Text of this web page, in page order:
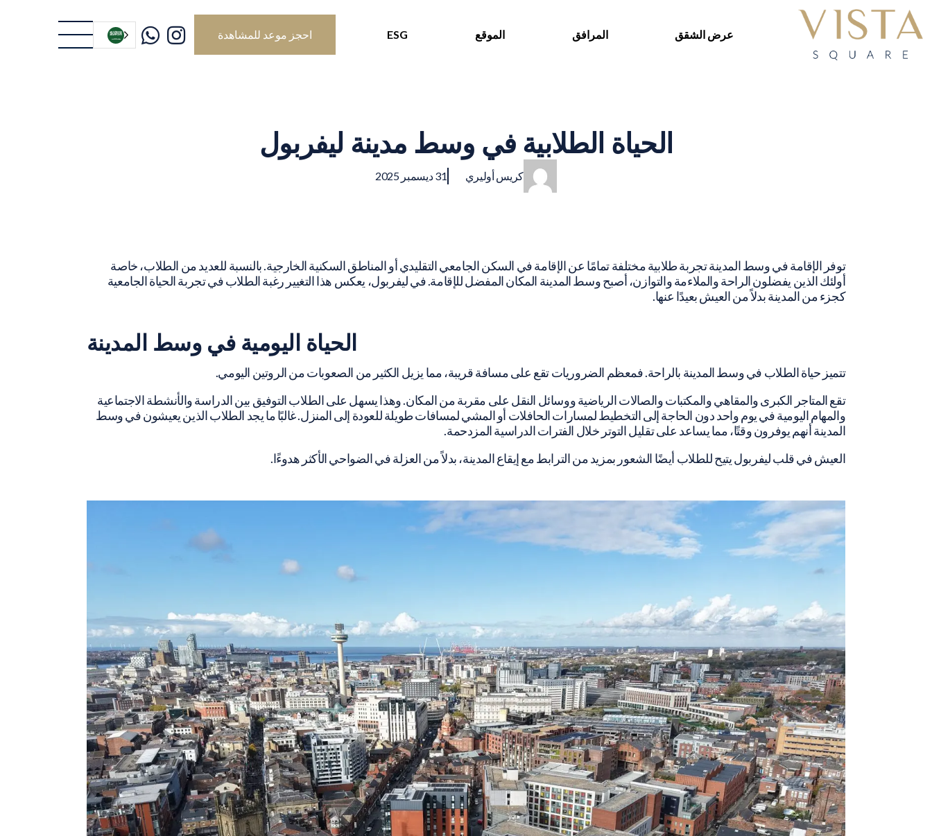
عرض الشقق المرافق الموقع ESG احجز موعد للمشاهدة
الحياة الطلابية في وسط مدينة ليفربول
كريس أوليري 31 ديسمبر 2025
توفر الإقامة في وسط المدينة تجربة طلابية مختلفة تمامًا عن الإقامة في السكن الجامعي التقليدي أو المناطق السكنية الخارجية. بالنسبة للعديد من الطلاب، خاصة
أولئك الذين يفضلون الراحة والملاءمة والتوازن، أصبح وسط المدينة المكان المفضل للإقامة. في ليفربول، يعكس هذا التغيير رغبة الطلاب في تجربة الحياة الجامعية
كجزء من المدينة بدلاً من العيش بعيدًا عنها.
الحياة اليومية في وسط المدينة
تتميز حياة الطلاب في وسط المدينة بالراحة. فمعظم الضروريات تقع على مسافة قريبة، مما يزيل الكثير من الصعوبات من الروتين اليومي.
تقع المتاجر الكبرى والمقاهي والمكتبات والصالات الرياضية ووسائل النقل على مقربة من المكان. وهذا يسهل على الطلاب التوفيق بين الدراسة والأنشطة الاجتماعية
والمهام اليومية في يوم واحد دون الحاجة إلى التخطيط لمسارات الحافلات أو المشي لمسافات طويلة للعودة إلى المنزل. غالبًا ما يجد الطلاب الذين يعيشون في وسط
المدينة أنهم يوفرون وقتًا، مما يساعد على تقليل التوتر خلال الفترات الدراسية المزدحمة.
العيش في قلبليفربوليتيح للطلاب أيضًا الشعور بمزيد من الترابط مع إيقاع المدينة، بدلاً من العزلة في الضواحي الأكثر هدوءًا.